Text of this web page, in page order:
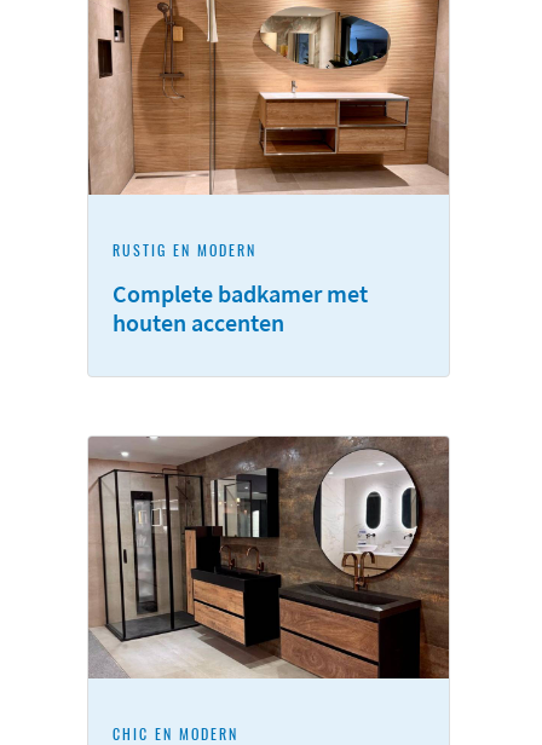
RUSTIG EN MODERN
Complete badkamer met
houten accenten
CHIC EN MODERN